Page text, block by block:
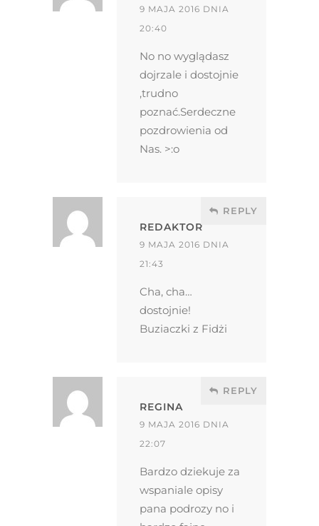
9 MAJA 2016 DNIA
20:40
No no wyglądasz
dojrzale i dostojnie
,trudno
poznać.Serdeczne
pozdrowienia od
Nas. >:o
REDAKTOR
9 MAJA 2016 DNIA
21:43
REPLY
Cha, cha…
dostojnie!
Buziaczki z Fidżi
REGINA
9 MAJA 2016 DNIA
22:07
REPLY
Bardzo dziekuje za
wspaniale opisy
pana podrozy no i